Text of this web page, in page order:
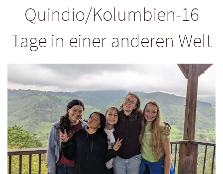
Quindio/Kolumbien-16
Tage in einer anderen Welt